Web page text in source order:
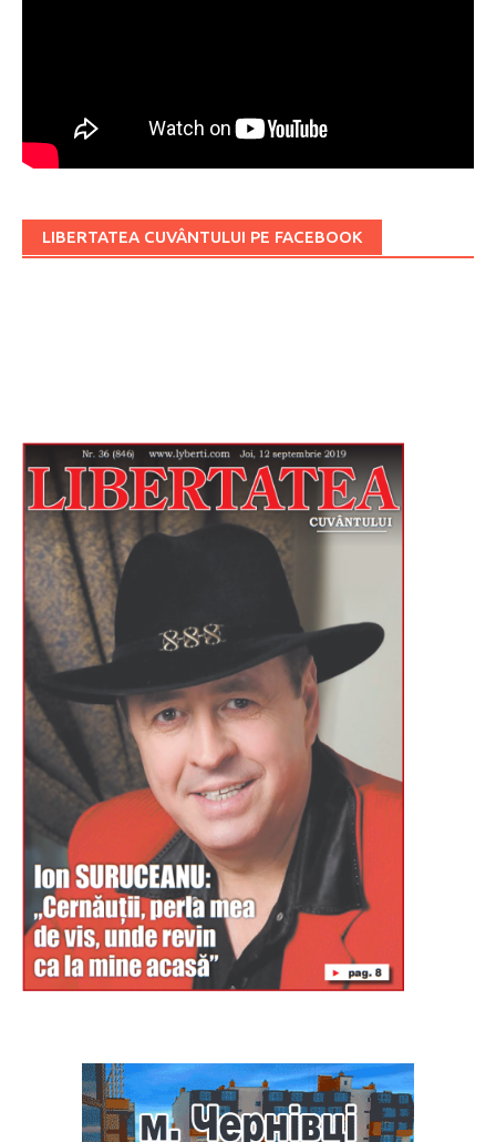
LIBERTATEA CUVÂNTULUI PE FACEBOOK